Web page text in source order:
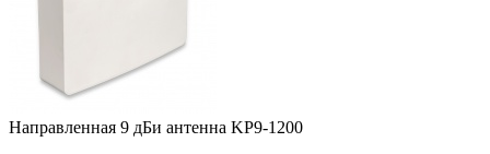
Направленная 9 дБи антенна KP9-1200